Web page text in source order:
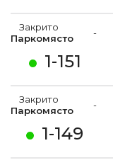
1-151
Закрито
Паркомясто
-
1-149
Закрито
Паркомясто
-